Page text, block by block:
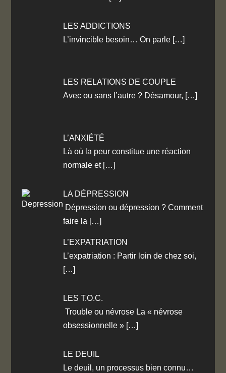
LES ADDICTIONS
L’invincible besoin… On parle […]
LES RELATIONS DE COUPLE
Avec ou sans l’autre ? Désamour, […]
L’ANXIÉTÉ
Là où la peur constitue une réaction
normale et […]
LA DÉPRESSION
Dépression ou dépression ? Comment
faire la […]
L’EXPATRIATION
L’expatriation : Partir loin de chez soi,
[…]
LES T.O.C.
Trouble ou névrose La « névrose
obsessionnelle » […]
LE DEUIL
Le deuil, un processus bien connu…